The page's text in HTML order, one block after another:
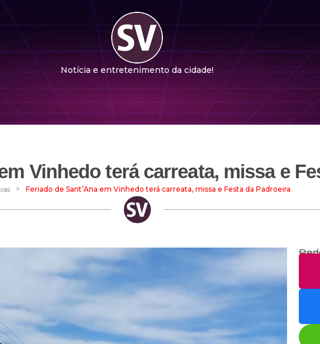
Notícia e entretenimento da cidade!
Vinhedo terá carreata, missa e
> Feriado de Sant’Ana em Vinhedo terá carreata, missa e Festa da Padroeira